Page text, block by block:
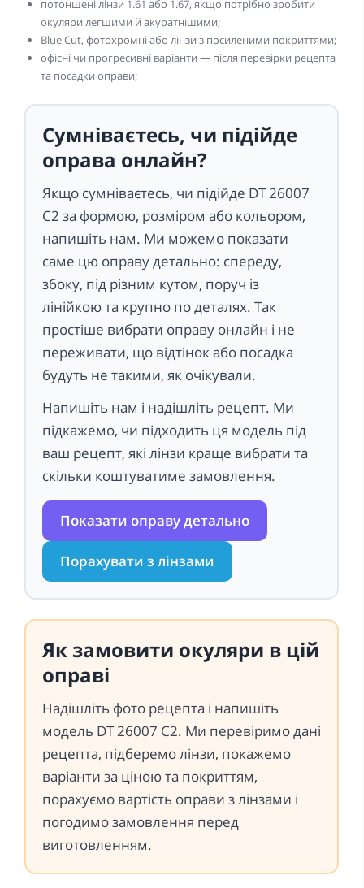
потоншені лінзи 1.61 або 1.67, якщо потрібно зробити
окуляри легшими й акуратнішими;
Blue Cut, фотохромні або лінзи з посиленими покриттями;
офісні чи прогресивні варіанти — після перевірки рецепта
та посадки оправи;
Сумніваєтесь, чи підійде
оправа онлайн?
Якщо сумніваєтесь, чи підійде DT 26007
C2 за формою, розміром або кольором,
напишіть нам. Ми можемо показати
саме цю оправу детально: спереду,
збоку, під різним кутом, поруч із
лінійкою та крупно по деталях. Так
простіше вибрати оправу онлайн і не
переживати, що відтінок або посадка
будуть не такими, як очікували.
Напишіть нам і надішліть рецепт. Ми
підкажемо, чи підходить ця модель під
ваш рецепт, які лінзи краще вибрати та
скільки коштуватиме замовлення.
Показати оправу детально
Порахувати з лінзами
Як замовити окуляри в цій
оправі
Надішліть фото рецепта і напишіть
модель DT 26007 C2. Ми перевіримо дані
рецепта, підберемо лінзи, покажемо
варіанти за ціною та покриттям,
порахуємо вартість оправи з лінзами і
погодимо замовлення перед
виготовленням.